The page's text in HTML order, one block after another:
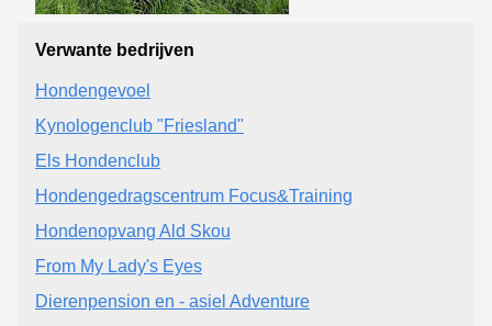
Verwante bedrijven
Hondengevoel
Kynologenclub "Friesland"
Els Hondenclub
Hondengedragscentrum Focus&Training
Hondenopvang Ald Skou
From My Lady's Eyes
Dierenpension en - asiel Adventure